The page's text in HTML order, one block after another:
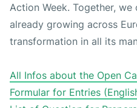
Action Week. Together,
already growing across
transformation in all its
All Infos about the Open
Formular for Entries